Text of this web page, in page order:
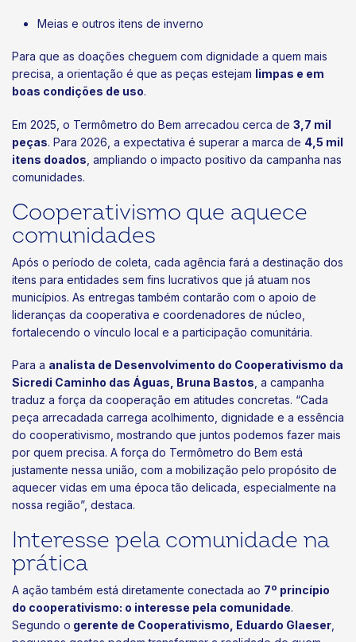
Meias e outros itens de inverno
Para que as doações cheguem com dignidade a quem mais
precisa, a orientação é que as peças estejam limpas e em
boas condições de uso.
Em 2025, o Termômetro do Bem arrecadou cerca de 3,7 mil
peças. Para 2026, a expectativa é superar a marca de 4,5 mil
itens doados , ampliando o impacto positivo da campanha nas
comunidades.
Cooperativismo que aquece
comunidades
Após o período de coleta, cada agência fará a destinação dos
itens para entidades sem fins lucrativos que já atuam nos
municípios. As entregas também contarão com o apoio de
lideranças da cooperativa e coordenadores de núcleo,
fortalecendo o vínculo local e a participação comunitária.
Para a analista de Desenvolvimento do Cooperativismo da
Sicredi Caminho das Águas, Bruna Bastos , a campanha
traduz a força da cooperação em atitudes concretas. “Cada
peça arrecadada carrega acolhimento, dignidade e a essência
do cooperativismo, mostrando que juntos podemos fazer mais
por quem precisa. A força do Termômetro do Bem está
justamente nessa união, com a mobilização pelo propósito de
aquecer vidas em uma época tão delicada, especialmente na
nossa região”, destaca.
Interesse pela comunidade na
prática
A ação também está diretamente conectada ao 7º princípio
do cooperativismo: o interesse pela comunidade.
Segundo o gerente de Cooperativismo, Eduardo Glaeser